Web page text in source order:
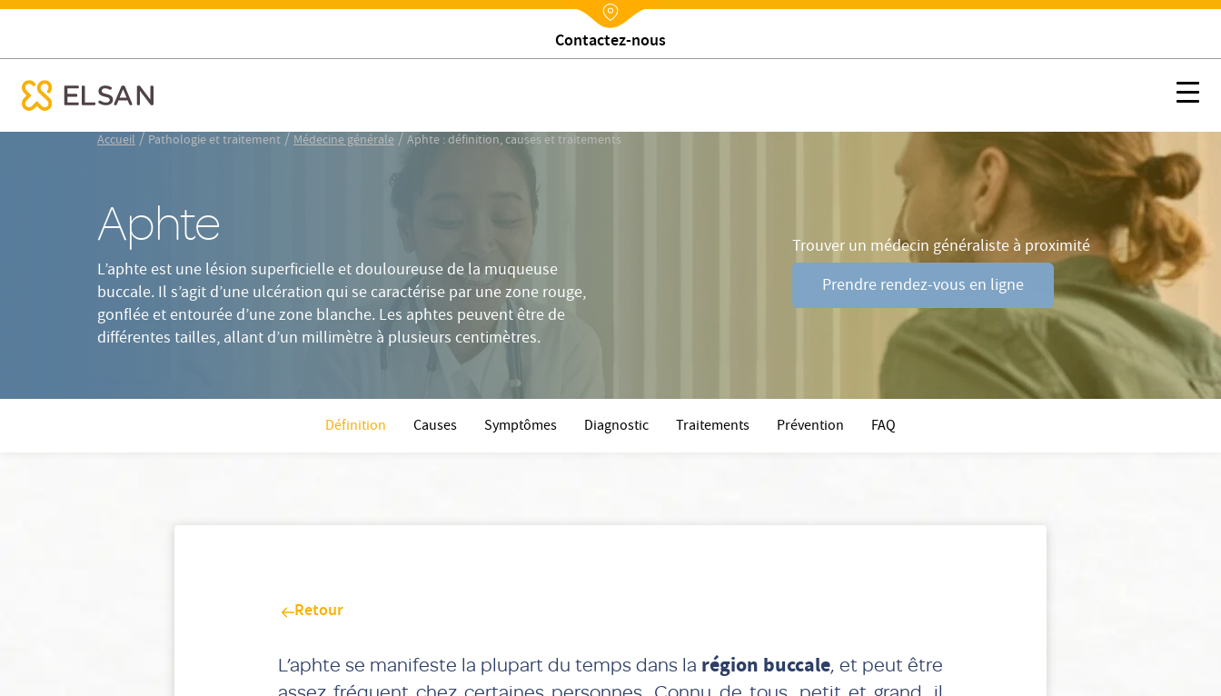
Nx:Aller
Nx:Annuaire
Trouver un établissement
Aphte : définition, causes et traitements
menu mobile
Accueil/ Pathologie et traitement/Médecine générale/Aphte : définition, causes et traitements
Aphte
L’aphte est une lésion superficielle et douloureuse de la muqueuse
buccale. Il s’agit d’une ulcération qui se caractérise par une zone rouge,
gonflée et entourée d’une zone blanche. Les aphtes peuvent être de
différentes tailles, allant d’un millimètre à plusieurs centimètres.
Trouver un médecin généraliste à proximité
Prendre rendez-vous en ligne
Définition Causes Symptômes Diagnostic Traitements Prévention FAQ
Traitements
Retour
L’aphte se manifeste la plupart du temps dans la région buccale, et peut être
assez fréquent chez certaines personnes. Connu de tous, petit et grand, il